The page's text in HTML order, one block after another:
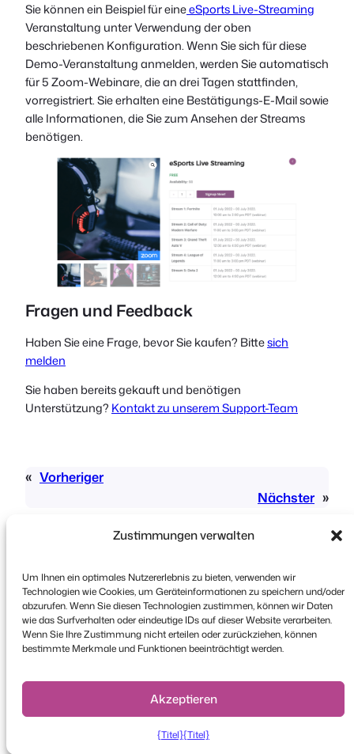
Zustimmungen verwalten
Um Ihnen ein optimales Nutzererlebnis zu bieten, verwenden wir
Technologien wie Cookies, um Geräteinformationen zu speichern und/oder
abzurufen. Wenn Sie diesen Technologien zustimmen, können wir Daten
wie das Surfverhalten oder eindeutige IDs auf dieser Website verarbeiten.
Wenn Sie Ihre Zustimmung nicht erteilen oder zurückziehen, können
bestimmte Merkmale und Funktionen beeinträchtigt werden.
Akzeptieren
{Titel}{Titel}
Sie können ein Beispiel für eineeSports Live-Streaming
Veranstaltung unter Verwendung der oben
beschriebenen Konfiguration. Wenn Sie sich für diese
Demo-Veranstaltung anmelden, werden Sie automatisch
für 5 Zoom-Webinare, die an drei Tagen stattfinden,
vorregistriert. Sie erhalten eine Bestätigungs-E-Mail sowie
alle Informationen, die Sie zum Ansehen der Streams
benötigen.
Fragen und Feedback
Haben Sie eine Frage, bevor Sie kaufen? Bittesich
melden
Sie haben bereits gekauft und benötigen
Unterstützung? Kontakt zu unserem Support-Team
« Vorheriger
Nächster »
Urheberrecht © 2026 FooEvents. Alle Rechte
vorbehalten.